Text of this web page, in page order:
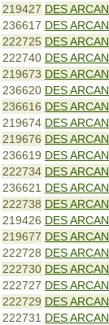
219427 DES
236617 DES
222725 DES
222740 DES
219673 DES
236620 DES
236616 DES
219674 DES
219676 DES
236619 DES
222734 DES
236621 DES
222738 DES
219426 DES
219677 DES
222728 DES
222730 DES
222727 DES
222729 DES
222731 DES